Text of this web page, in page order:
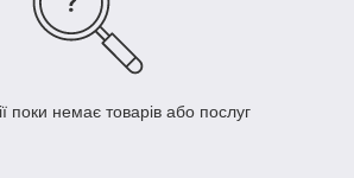
поки немає товарів або послуг